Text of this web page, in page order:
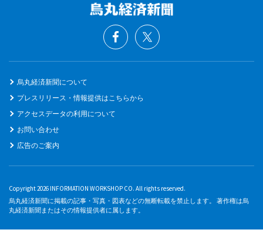
烏丸経済新聞について
プレスリリース・情報提供はこちらから
アクセスデータの利用について
お問い合わせ
広告のご案内
Copyright 2026 INFORMATION WORKSHOP CO. All rights reserved.
烏丸経済新聞に掲載の記事・写真・図表などの無断転載を禁止します。 著作権は烏
丸経済新聞またはその情報提供者に属します。